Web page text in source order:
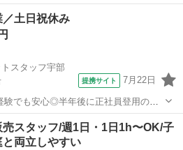
事です★ ★ノルマや新規開拓なし！★
国オフィス 〒730-0021 広島県広島市
土日祝休み
スタッフ宇部
提携サイト 7月22日
験でも安心◎半年後に正社員登用の可
業
売スタッフ/週1日・1日1h〜OK/子
両立しやすい